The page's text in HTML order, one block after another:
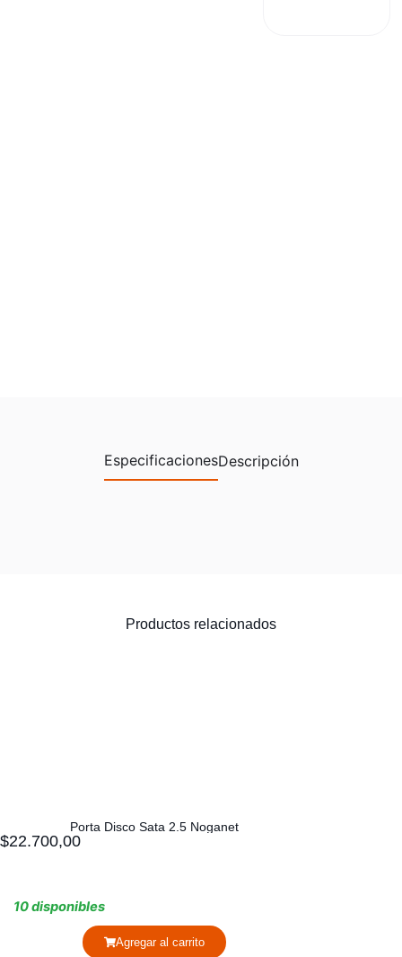
EspecificacionesDescripción
Productos relacionados
Porta Disco Sata 2.5 Noganet
$22.700,00
10 disponibles
Agregar al carrito